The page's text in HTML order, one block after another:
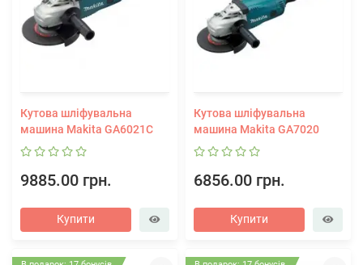
Кутова шліфувальна
машина Makita GA6021C
9885.00 грн.
Купити
Кутова шліфувальна
машина Makita GA7020
6856.00 грн.
Купити